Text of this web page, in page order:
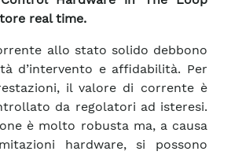
real time.
allo stato solido debbono
d’intervento e affidabilità. Per
il valore di corrente è
da regolatori ad isteresi.
è molto robusta ma, a causa
hardware, si possono